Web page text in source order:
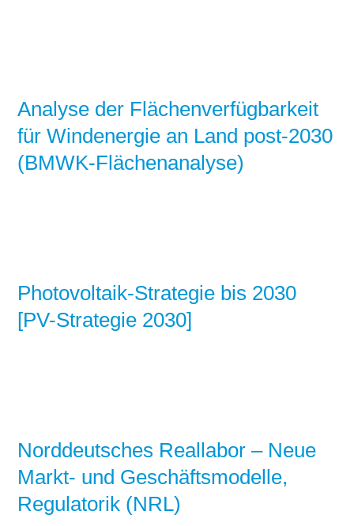
Analyse der Flächenverfügbarkeit
für Windenergie an Land post-2030
(BMWK-Flächenanalyse)
Photovoltaik-Strategie bis 2030
[PV-Strategie 2030]
Norddeutsches Reallabor – Neue
Markt‐ und Geschäftsmodelle,
Regulatorik (NRL)